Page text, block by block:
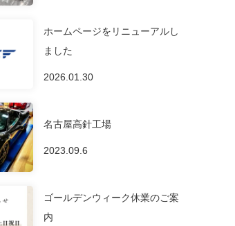
ホームページをリニューアルし
ました
2026.01.30
名古屋高針工場
2023.09.6
ゴールデンウィーク休業のご案
内